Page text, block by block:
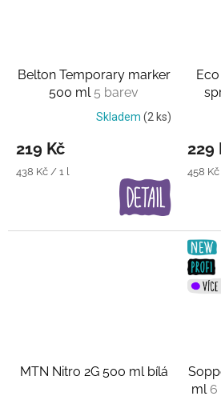
Belton Temporary marker
500 ml 5 barev
Skladem (2 ks)
219 Kč
Měrná
438 Kč / 1 l
229
Měrná
458
MTN Nitro 2G 500 ml bílá
ml 6